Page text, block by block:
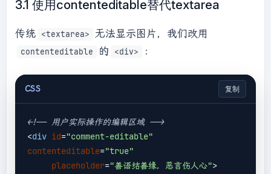
3.1 使用contenteditable替代textarea
传统 <textarea> 无法显示图片，我们改用
contenteditable 的 <div> ：
CSS 复制
<!-- 用户实际操作的编辑区域 -->
<div id="comment-editable"
contenteditable="true"
placeholder="善语结善缘，恶言伤人心">